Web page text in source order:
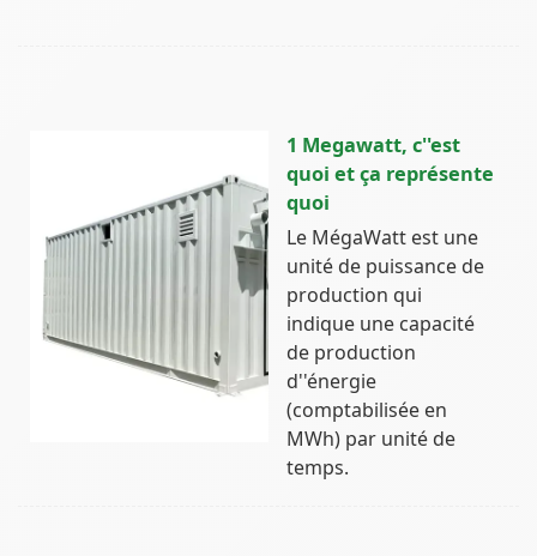
1 Megawatt, c''est
quoi et ça représente
quoi
Le MégaWatt est une
unité de puissance de
production qui
indique une capacité
de production
d''énergie
(comptabilisée en
MWh) par unité de
temps.